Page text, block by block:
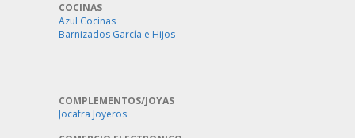
COCINAS
Azul Cocinas
Barnizados García e Hijos
COMPLEMENTOS/JOYAS
Jocafra Joyeros